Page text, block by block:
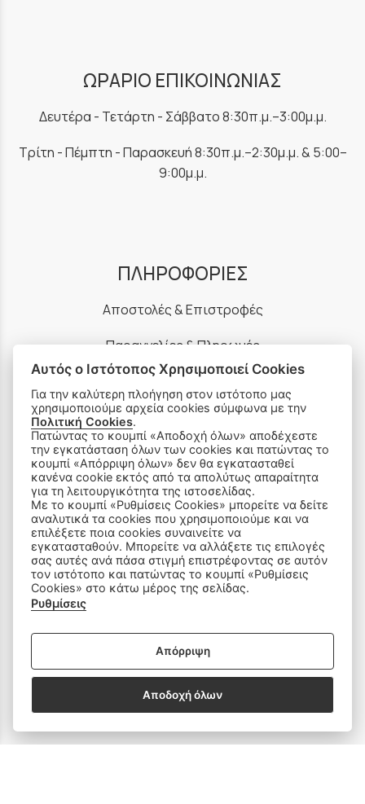
ΩΡΑΡΙΟ ΕΠΙΚΟΙΝΩΝΙΑΣ
Δευτέρα - Τετάρτη - Σάββατο 8:30π.μ.–3:00μ.μ.
Τρίτη - Πέμπτη - Παρασκευή 8:30π.μ.–2:30μ.μ. & 5:00–
9:00μ.μ.
ΠΛΗΡΟΦΟΡΙΕΣ
Αποστολές & Επιστροφές
Παραγγελίες & Πληρωμές
Πολιτική Απορρήτου
Ρυθμίσεις Cookies
Όροι Χρήσης & Ασφάλεια
ΠΡΟΪΟΝΤΑ
Ραπτομηχανές
Είδη Ραπτικής
Ανταλλακτικά
Αυτός ο Ιστότοπος Χρησιμοποιεί Cookies
Για την καλύτερη πλοήγηση στον ιστότοπο μας
χρησιμοποιούμε αρχεία cookies σύμφωνα με την
Πολιτική Cookies.
Πατώντας το κουμπί «Αποδοχή όλων» αποδέχεστε
την εγκατάσταση όλων των cookies και πατώντας το
κουμπί «Απόρριψη όλων» δεν θα εγκατασταθεί
κανένα cookie εκτός από τα απολύτως απαραίτητα
για τη λειτουργικότητα της ιστοσελίδας.
Με το κουμπί «Ρυθμίσεις Cookies» μπορείτε να δείτε
αναλυτικά τα cookies που χρησιμοποιούμε και να
επιλέξετε ποια cookies συναινείτε να
εγκατασταθούν. Μπορείτε να αλλάξετε τις επιλογές
σας αυτές ανά πάσα στιγμή επιστρέφοντας σε αυτόν
τον ιστότοπο και πατώντας το κουμπί «Ρυθμίσεις
Cookies» στο κάτω μέρος της σελίδας.
Ρυθμίσεις
Απόρριψη
Αποδοχή όλων